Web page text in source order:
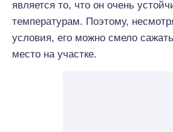
является то, что он очень
температурам. Поэтому,
условия, его можно смело
место на участке.